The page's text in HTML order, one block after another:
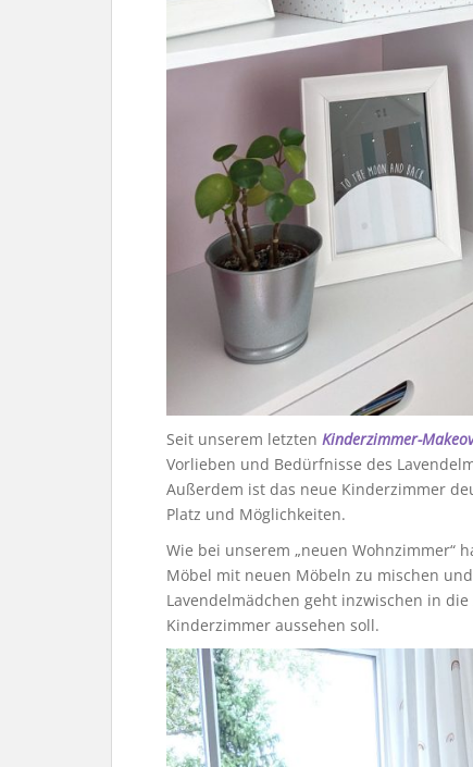
Seit unserem letzten Kinderzimmer-
Vorlieben und Bedürfnisse des
Außerdem ist das neue Kinderzimmer
Platz und Möglichkeiten.
Wie bei unserem „neuen Wohnzimmer“
Möbel mit neuen Möbeln zu mischen
Lavendelmädchen geht inzwischen in
Kinderzimmer aussehen soll.